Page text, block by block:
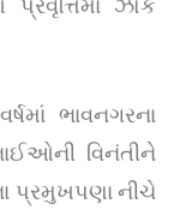
ઝોક
ભાવનગરના
વિનંતીને
પ્રમુખપણા નીચે